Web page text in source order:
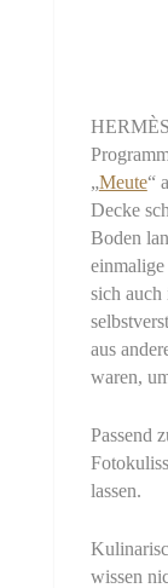
„Meute“
Decke
Boden
sich auch
aus
waren,
Passend
lassen.
wissen